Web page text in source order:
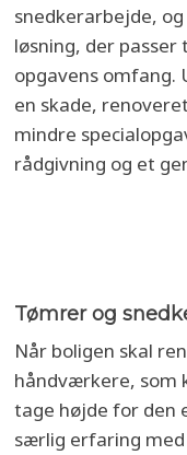
snedkerarbejde,
løsning, der passer
opgavens omfang.
en skade,
mindre
rådgivning og et
Tømrer og
Når boligen skal
håndværkere, som
tage højde for den
særlig erfaring